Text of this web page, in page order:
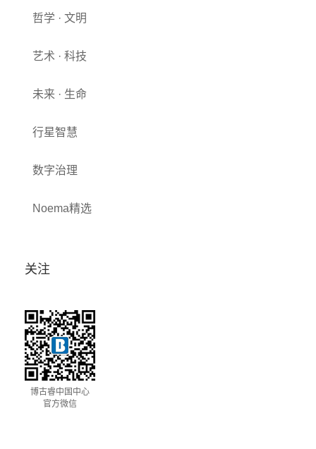
哲学 · 文明
艺术 · 科技
未来 · 生命
行星智慧
数字治理
Noema精选
关注
博古睿中国中心
官方微信